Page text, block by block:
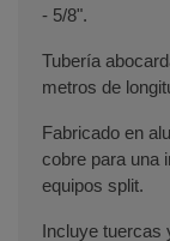
- 5/8".
Tubería
metros de
Fabricado en
cobre para una
equipos split.
Incluye tuercas